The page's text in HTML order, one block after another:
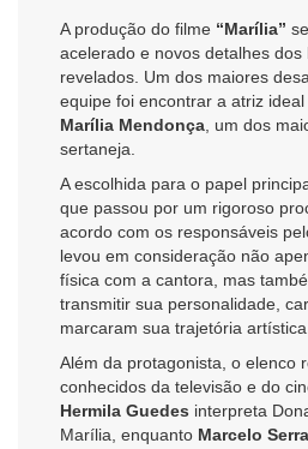
A produção do filme “Marília”
acelerado e novos detalhes dos
revelados. Um dos maiores
equipe foi encontrar a atriz
Marília Mendonça , um dos
sertaneja.
A escolhida para o papel
que passou por um rigoroso
acordo com os responsáveis
levou em consideração não
física com a cantora, mas
transmitir sua personalidade,
marcaram sua trajetória artística.
Além da protagonista, o elenco
conhecidos da televisão e do
Hermila Guedes interpreta
Marília, enquanto Marcelo